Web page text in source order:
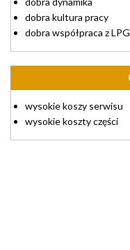
dobra kultura pracy
dobra współpraca z LPG
wysokie koszy serwisu
wysokie koszty części